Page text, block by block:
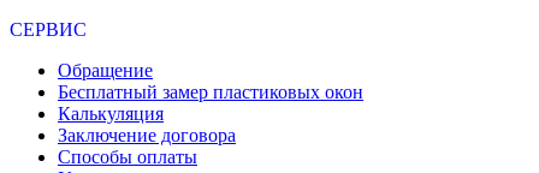
СЕРВИС
Обращение
Бесплатный замер пластиковых окон
Калькуляция
Заключение договора
Способы оплаты